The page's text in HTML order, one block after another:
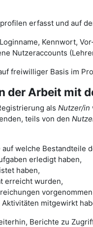
erfasst und auf
Kennwort,
Nutzeraccounts
freiwilliger Basis im
der Arbeit mit
als Nutzer/in
teils von den
auf welche Bestandteile
erledigt haben,
haben,
erreicht wurden,
mitgewirkt
Berichte zu